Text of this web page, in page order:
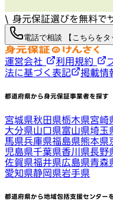
\ 身元保証選びを無料で
電話で相談 【こちらをタ
運営会社 利用規約
法に基づく表記
掲載情
都道府県から身元保証事業者を探す
宮城県秋田県栃木県宮崎
大分県山口県富山県埼玉
馬県兵庫県福島県熊本県
児島県千葉県香川県長野
佐賀県福井県広島県青森
愛知県静岡県岩手県
都道府県から地域包括支援センター